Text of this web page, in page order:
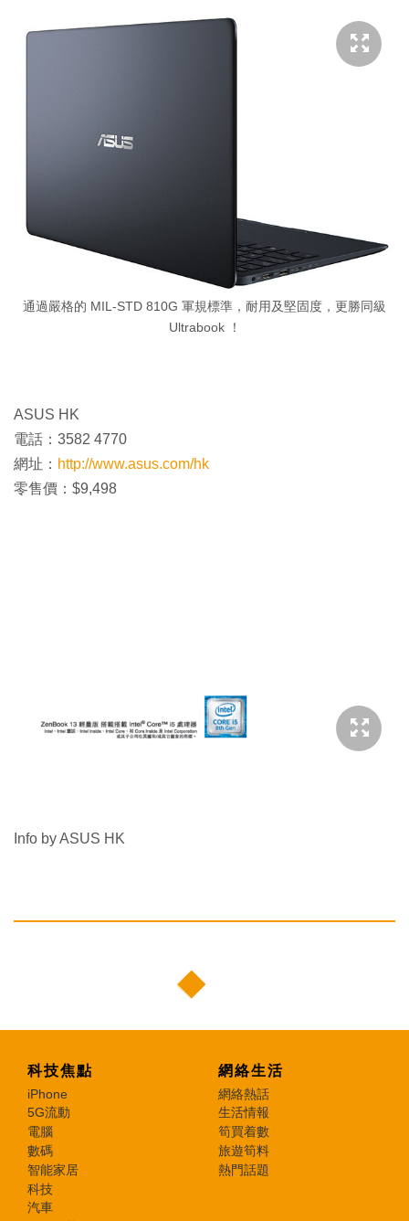
通過嚴格的 MIL-STD 810G 軍規標準，耐用及堅固度，更勝同級
Ultrabook ！
ASUS HK
電話：3582 4770
網址： http://www.asus.com/hk
零售價：$9,498
Info by ASUS HK
科技焦點
iPhone
5G流動
電腦
數碼
智能家居
科技
汽車
網絡生活
網絡熱話
生活情報
筍買着數
旅遊筍料
熱門話題